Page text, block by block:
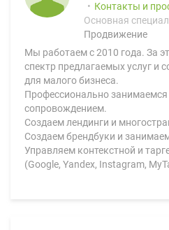
Контакты и
Основная
Продвижение
Мы работаем с 2010 года. За
спектр предлагаемых услуг и
для малого бизнеса.
Профессионально занимаемся
сопровождением.
Создаем лендинги и
Создаем брендбуки и
Управляем контекстной и
(Google, Yandex, Instagram,